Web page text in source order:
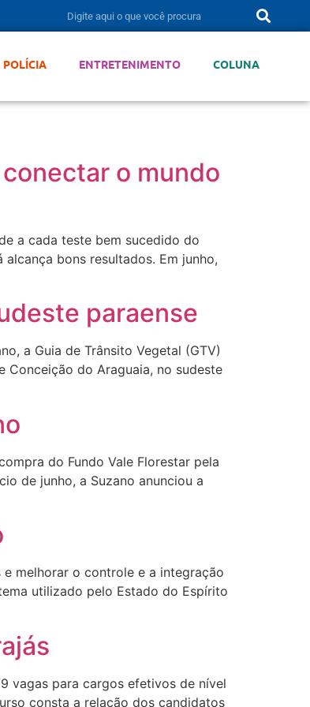
POLÍCIA ENTRETENIMENTO COLUNA
o mundo
a cada teste bem sucedido do
bons resultados. Em junho,
paraense
a Guia de Trânsito Vegetal (GTV)
Conceição do Araguaia, no sudeste
do Fundo Vale Florestar pela
de junho, a Suzano anunciou a
melhorar o controle e a integração
utilizado pelo Estado do Espírito
vagas para cargos efetivos de nível
consta a relação dos candidatos